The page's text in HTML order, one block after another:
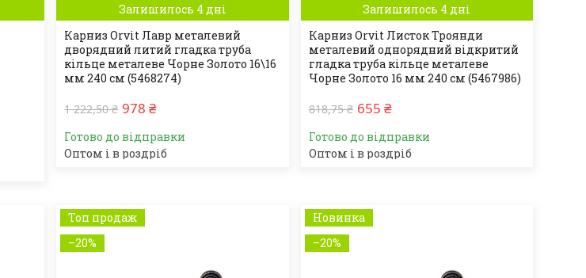
Залишилось 4 дні
Карниз Orvit Лавр металевий
дворядний литий гладка труба
кільце металеве Чорне Золото 16\16
мм 240 см (5468274)
1 222,50 ₴ 978 ₴
Готово до відправки
Оптом і в роздріб
Залишилось 4 дні
Карниз Orvit Листок Троянди
металевий однорядний відкритий
гладка труба кільце металеве
Чорне Золото 16 мм 240 см (5467986)
818,75 ₴ 655 ₴
Готово до відправки
Оптом і в роздріб
Топ продаж
–20%
Новинка
–20%